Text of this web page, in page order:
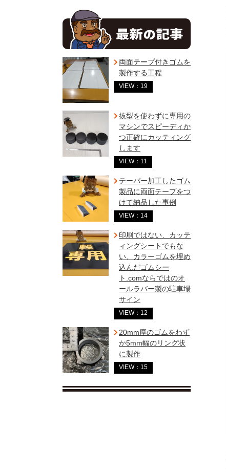
両面テープ付きゴムを
製作する工程
VIEW：19
抜型を使わずに専用の
マシンでスピーディか
つ正確にカッティング
します
VIEW：11
テーパー加工したゴム
製品に両面テープをつ
けて納品した事例
VIEW：14
印刷ではない、カッテ
ィングシートでもな
い、カラーゴムを埋め
込んだゴムシー
ト.comならではのオ
ールラバー製の駐車場
サイン
VIEW：12
20mm厚のゴムをわず
か5mm幅のリング状
に製作
VIEW：15